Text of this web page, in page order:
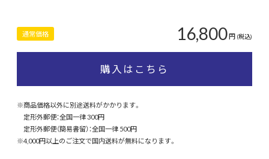
通常価格 16,800円 (税込)
購入はこちら
※商品価格以外に別途送料がかかります。
定形外郵便：全国一律 300円
定形外郵便（簡易書留）：全国一律 500円
※4,000円以上のご注文で国内送料が無料になります。